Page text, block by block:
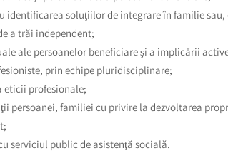
identificarea soluţiilor de integrare în familie
a trăi independent;
ale persoanelor beneficiare şi a implicării
prin echipe pluridisciplinare;
eticii profesionale;
persoanei, familiei cu privire la dezvoltarea
serviciul public de asistenţă socială.